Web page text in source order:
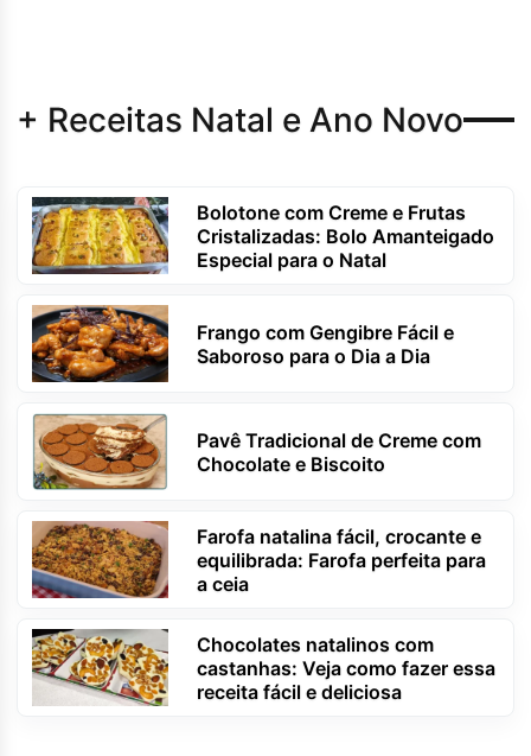
+ Receitas Natal e Ano Novo
Bolotone com Creme e Frutas
Cristalizadas: Bolo Amanteigado
Especial para o Natal
Frango com Gengibre Fácil e
Saboroso para o Dia a Dia
Pavê Tradicional de Creme com
Chocolate e Biscoito
Farofa natalina fácil, crocante e
equilibrada: Farofa perfeita para
a ceia
Chocolates natalinos com
castanhas: Veja como fazer essa
receita fácil e deliciosa